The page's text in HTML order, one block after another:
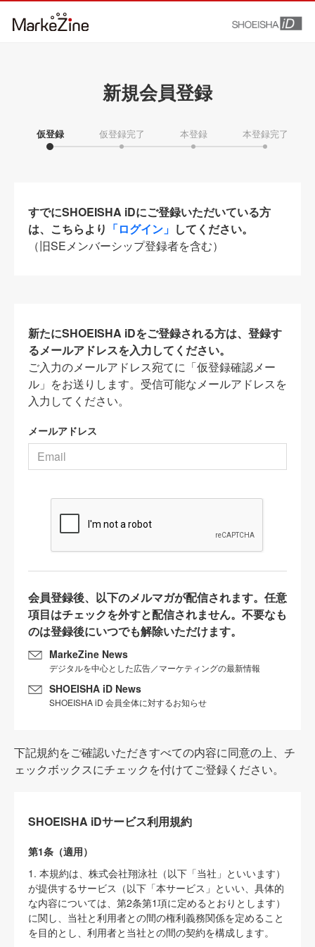
新規会員登録
仮登録 仮登録完了 本登録 本登録完了
すでにSHOEISHA iDにご登録いただいている方
は、こちらより 「ログイン」 してください。
（旧SEメンバーシップ登録者を含む）
新たにSHOEISHA iDをご登録される方は、登録す
るメールアドレスを入力してください。
ご入力のメールアドレス宛てに「仮登録確認メー
ル」をお送りします。受信可能なメールアドレスを
入力してください。
メールアドレス
会員登録後、以下のメルマガが配信されます。任意
項目はチェックを外すと配信されません。不要なも
のは登録後にいつでも解除いただけます。
MarkeZine News
デジタルを中心とした広告／マーケティングの最新情報
SHOEISHA iD News
SHOEISHA iD 会員全体に対するお知らせ
下記規約をご確認いただきすべての内容に同意の上、チ
ェックボックスにチェックを付けてご登録ください。
SHOEISHA iDサービス利用規約
第1条（適用）
1. 本規約は、株式会社翔泳社（以下「当社」といいます）
が提供するサービス（以下「本サービス」といい、具体的
な内容については、第2条第1項に定めるとおりとします）
に関し、当社と利用者との間の権利義務関係を定めること
を目的とし、利用者と当社との間の契約を構成します。